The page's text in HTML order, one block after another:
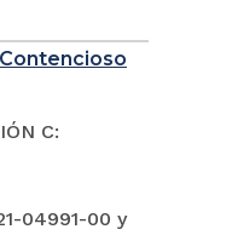
C:
04991-00 y